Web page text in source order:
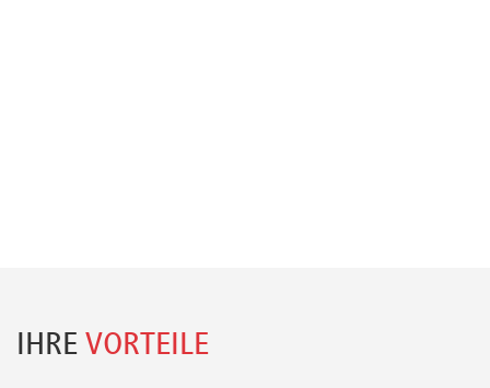
IHRE VORTEILE